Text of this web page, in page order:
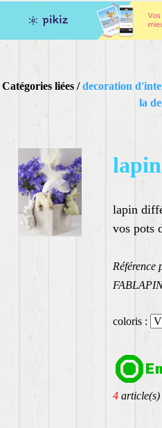
Catégories liées /decoration
la
lapin
lapin
vos pots
Référence
coloris :
4 article(s)